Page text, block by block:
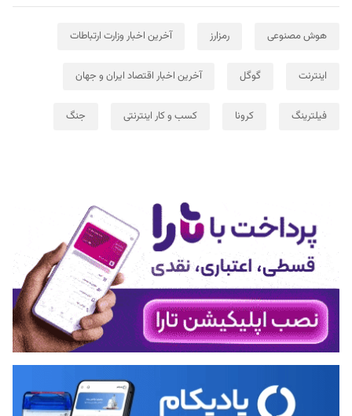
هوش مصنوعی رمزارز آخرین اخبار وزارت ارتباطات
اینترنت گوگل آخرین اخبار اقتصاد ایران و جهان
فیلترینگ کرونا کسب و کار اینترنتی جنگ